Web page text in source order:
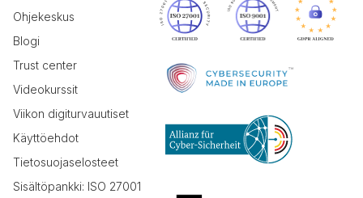
Ohjekeskus
Blogi
Trust center
Videokurssit
Viikon digiturvauutiset
Käyttöehdot
Tietosuojaselosteet
Sisältöpankki: ISO 27001